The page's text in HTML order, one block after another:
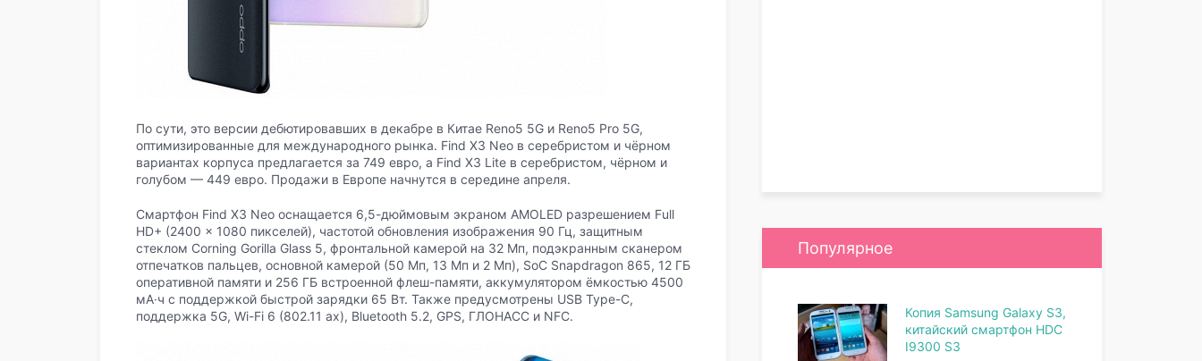
По сути, это версии дебютировавших в декабре в Китае Reno5 5G и Reno5 Pro 5G,
оптимизированные для международного рынка. Find X3 Neo в серебристом и чёрном
вариантах корпуса предлагается за 749 евро, а Find X3 Lite в серебристом, чёрном и
голубом — 449 евро. Продажи в Европе начнутся в середине апреля.
Смартфон Find X3 Neo оснащается 6,5-дюймовым экраном AMOLED разрешением Full
HD+ (2400 × 1080 пикселей), частотой обновления изображения 90 Гц, защитным
стеклом Corning Gorilla Glass 5, фронтальной камерой на 32 Мп, подэкранным сканером
отпечатков пальцев, основной камерой (50 Мп, 13 Мп и 2 Мп), SoC Snapdragon 865, 12 ГБ
оперативной памяти и 256 ГБ встроенной флеш-памяти, аккумулятором ёмкостью 4500
мА·ч с поддержкой быстрой зарядки 65 Вт. Также предусмотрены USB Type-C,
поддержка 5G, Wi-Fi 6 (802.11 ax), Bluetooth 5.2, GPS, ГЛОНАСС и NFC.
Популярное
Копия Samsung Galaxy S3,
китайский смартфон HDC
I9300 S3